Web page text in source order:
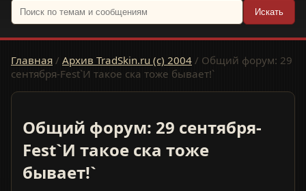
Искать
Главная / Архив TradSkin.ru (с) 2004 / Общий форум: 29
сентября-Fest`И такое ска тоже бывает!`
Общий форум: 29 сентября-
Fest`И такое ска тоже
бывает!`